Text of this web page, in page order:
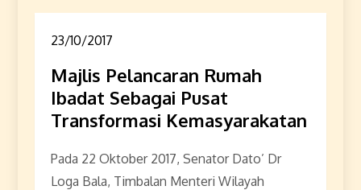
23/10/2017
Majlis Pelancaran Rumah
Ibadat Sebagai Pusat
Transformasi Kemasyarakatan
Pada 22 Oktober 2017, Senator Dato’ Dr
Loga Bala, Timbalan Menteri Wilayah